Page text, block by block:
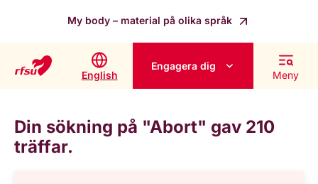
My body – material på olika språk
English
Engagera dig
Meny
Din sökning på "Abort" gav 210
träffar.